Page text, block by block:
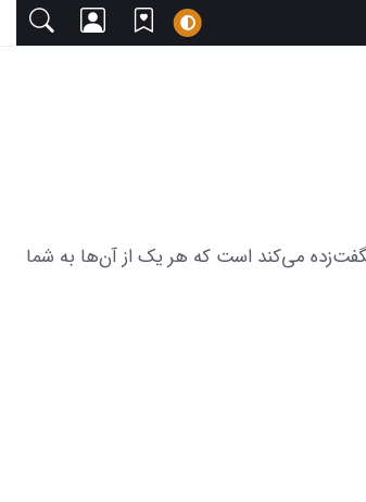
عکس نقاشی کره زمین ساده و زیبا که شما را شگفت‌زده می‌کند است که هر یک از آن‌ها به شما